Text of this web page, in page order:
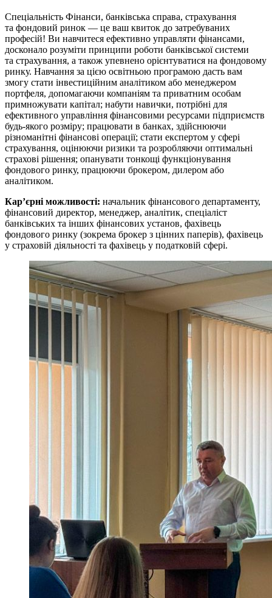
Спеціальність Фінанси, банківська справа, страхування
та фондовий ринок — це ваш квиток до затребуваних
професій! Ви навчитеся ефективно управляти фінансами,
досконало розуміти принципи роботи банківської системи
та страхування, а також упевнено орієнтуватися на фондовому
ринку. Навчання за цією освітньою програмою дасть вам
змогу стати інвестиційним аналітиком або менеджером
портфеля, допомагаючи компаніям та приватним особам
примножувати капітал; набути навички, потрібні для
ефективного управління фінансовими ресурсами підприємств
будь-якого розміру; працювати в банках, здійснюючи
різноманітні фінансові операції; стати експертом у сфері
страхування, оцінюючи ризики та розробляючи оптимальні
страхові рішення; опанувати тонкощі функціонування
фондового ринку, працюючи брокером, дилером або
аналітиком.
Кар’єрні можливості: начальник фінансового департаменту,
фінансовий директор, менеджер, аналітик, спеціаліст
банківських та інших фінансових установ, фахівець
фондового ринку (зокрема брокер з цінних паперів), фахівець
у страховій діяльності та фахівець у податковій сфері.